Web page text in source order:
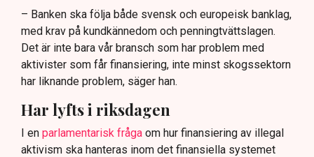
– Banken ska följa både svensk och europeisk banklag,
med krav på kundkännedom och penningtvättslagen.
Det är inte bara vår bransch som har problem med
aktivister som får finansiering, inte minst skogssektorn
har liknande problem, säger han.
Har lyfts i riksdagen
I en parlamentarisk fråga om hur finansiering av illegal
aktivism ska hanteras inom det finansiella systemet